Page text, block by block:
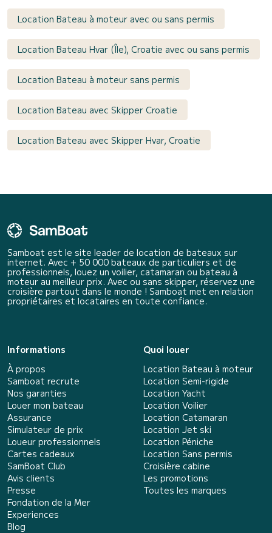
Location Bateau à moteur avec ou sans permis
Location Bateau Hvar (Île), Croatie avec ou sans permis
Location Bateau à moteur sans permis
Location Bateau avec Skipper Croatie
Location Bateau avec Skipper Hvar, Croatie
Samboat est le site leader de location de bateaux sur
internet. Avec + 50 000 bateaux de particuliers et de
professionnels, louez un voilier, catamaran ou bateau à
moteur au meilleur prix. Avec ou sans skipper, réservez une
croisière partout dans le monde ! Samboat met en relation
propriétaires et locataires en toute confiance.
Informations
À propos
Samboat recrute
Nos garanties
Louer mon bateau
Assurance
Simulateur de prix
Loueur professionnels
Cartes cadeaux
SamBoat Club
Avis clients
Presse
Fondation de la Mer
Experiences
Blog
Quoi louer
Location Bateau à moteur
Location Semi-rigide
Location Yacht
Location Voilier
Location Catamaran
Location Jet ski
Location Péniche
Location Sans permis
Croisière cabine
Les promotions
Toutes les marques